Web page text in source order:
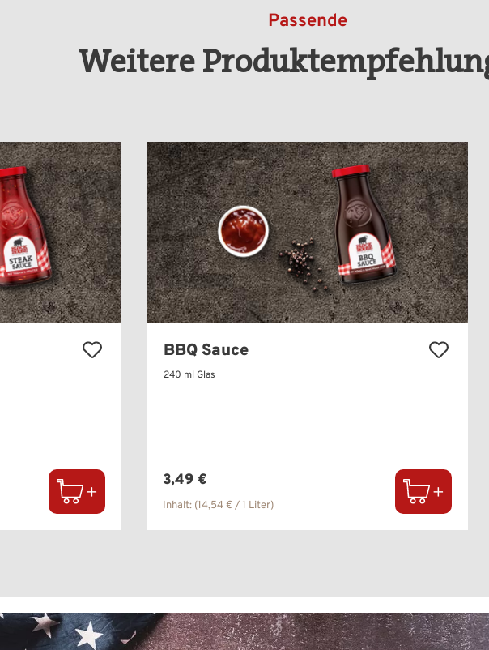
Passende
Weitere
BBQ Sauce
240 ml Glas
Regulärer Preis:
3,49 €
Inhalt: (14,54 € / 1 Liter)